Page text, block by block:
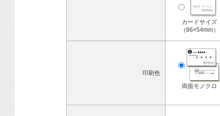
カードサイズ
（86×54mm）
印刷色
両面モノクロ